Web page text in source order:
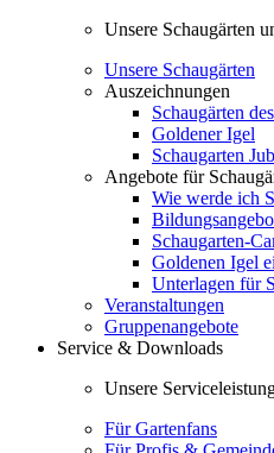
Unsere Schaugärten
Unsere Schaugärten
Auszeichnungen
Schaugärten
Goldener Igel
Schaugarten
Angebote für
Wie werde ich
Schaugarten-
Goldenen Igel
Unterlagen für
Veranstaltungen
Gruppenangebote
Service & Downloads
Unsere
Für Gartenfans